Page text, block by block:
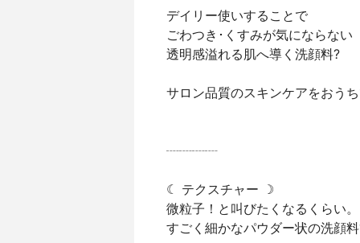
デイリー使いすることで
ごわつき･くすみが気にならない
透明感溢れる肌へ導く洗顔料?
サロン品質のスキンケアをおう
┈┈┈┈
☾ テクスチャー ☽
微粒子！と叫びたくなるくらい。
すごく細かなパウダー状の洗顔